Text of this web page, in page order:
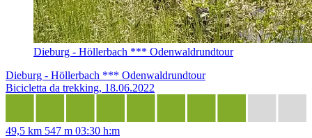
Dieburg - Höllerbach *** Odenwaldrundtour
Dieburg - Höllerbach *** Odenwaldrundtour
Bicicletta da trekking, 18.06.2022
49,5 km 547 m 03:30 h:m